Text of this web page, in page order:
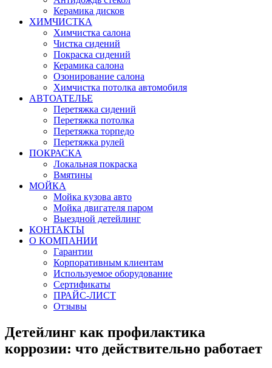
Керамика дисков
ХИМЧИСТКА
Химчистка салона
Чистка сидений
Покраска сидений
Керамика салона
Озонирование салона
Химчистка потолка автомобиля
АВТОАТЕЛЬЕ
Перетяжка сидений
Перетяжка потолка
Перетяжка торпедо
Перетяжка рулей
ПОКРАСКА
Локальная покраска
Вмятины
МОЙКА
Мойка кузова авто
Мойка двигателя паром
Выездной детейлинг
КОНТАКТЫ
О КОМПАНИИ
Гарантии
Корпоративным клиентам
Используемое оборудование
Сертификаты
ПРАЙС-ЛИСТ
Отзывы
Детейлинг как профилактика
коррозии: что действительно работает